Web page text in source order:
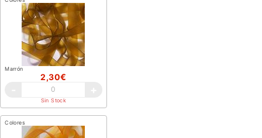
Marrón
2,30€
Sin Stock
Colores